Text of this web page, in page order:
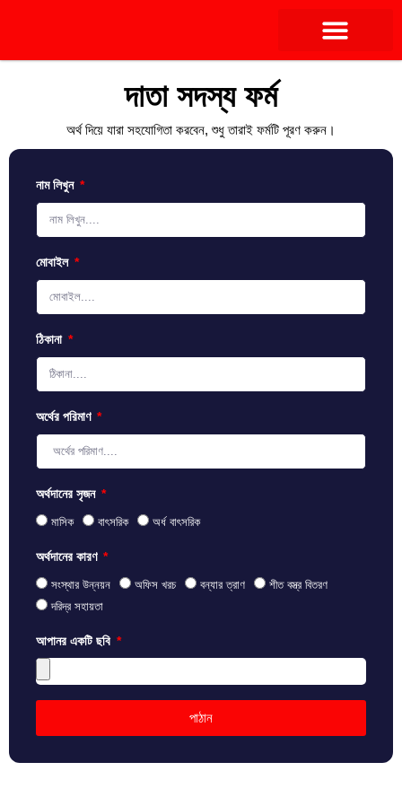
দাতা সদস্য ফর্ম
অর্থ দিয়ে যারা সহযোগিতা করবেন, শুধু তারাই ফর্মটি পূরণ করুন।
নাম লিখুন
মোবাইল
ঠিকানা
অর্থের পরিমাণ
অর্থদানের সৃজন
মাসিক বাৎসরিক অর্ধ বাৎসরিক
অর্থদানের কারণ
সংস্থার উন্নয়ন অফিস খরচ বন্যার ত্রাণ
শীত বস্ত্র বিতরণ
দরিদ্র সহায়তা
আপানর একটি ছবি
পাঠান